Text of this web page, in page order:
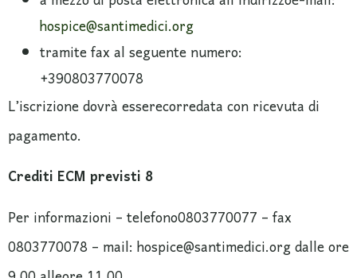
hospice@santimedici.org
tramite fax al seguente numero:
+390803770078
L’iscrizione dovrà esserecorredata con ricevuta di
pagamento.
Crediti ECM previsti 8
Per informazioni – telefono0803770077 – fax
0803770078 – mail: hospice@santimedici.org dalle ore